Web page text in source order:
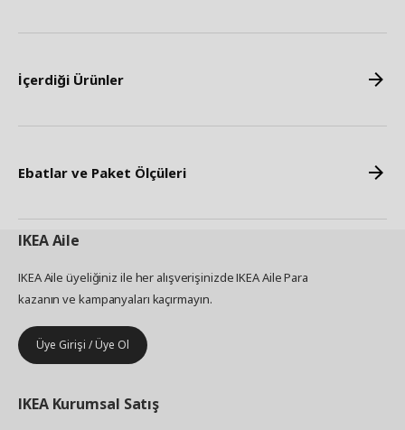
İçerdiği Ürünler
Ebatlar ve Paket Ölçüleri
IKEAAile
IKEA Aile üyeliğiniz ile her alışverişinizde IKEA Aile Para
kazanın ve kampanyaları kaçırmayın.
Üye Girişi / Üye Ol
IKEA Kurumsal Satış